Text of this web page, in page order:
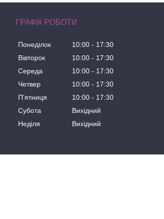
ГРАФІК РОБОТИ
Понеділок 10:00
17:30
Вівторок
10:00
17:30
Середа
10:00
17:30
Четвер
10:00
17:30
Пʼятниця
10:00
17:30
Субота
Вихідний
Неділя
Вихідний